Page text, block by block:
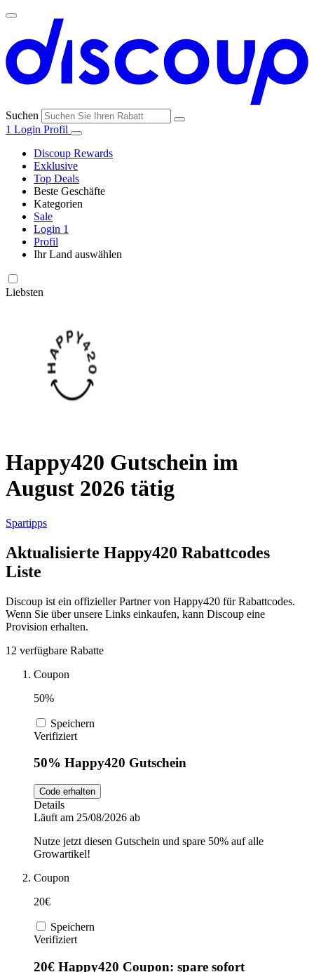
Suchen
1 Login Profil
Discoup Rewards
Exklusive
Top Deals
Beste Geschäfte
Amazon
Peek und
Cloppenburg
Pandora
Douglas
DocMorris
Audible
Sportstech
Oakley
Guess
Kategorien
Kleidung und
Schuhe
Sport und
Autos und
Motorräder
Sale
Login 1
Profil
Ihr Land auswählen
Liebsten
Happy420 Gutschein im
August 2026 tätig
Spartipps
Aktualisierte Happy420 Rabattcodes
Liste
Discoup ist ein offizieller Partner von Happy420 für Rabattcodes.
Wenn Sie über unsere Links einkaufen, kann Discoup eine
Provision erhalten.
12 verfügbare Rabatte
Coupon
50%
Speichern
Verifiziert
50% Happy420 Gutschein
Code erhalten
Details
Läuft am 25/08/2026 ab
Nutze jetzt diesen Gutschein und spare 50% auf alle
Growartikel!
Coupon
20€
Speichern
Verifiziert
20€ Happy420 Coupon: spare sofort